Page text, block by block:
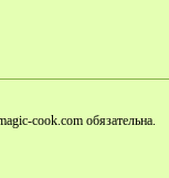
cook.com обязательна.